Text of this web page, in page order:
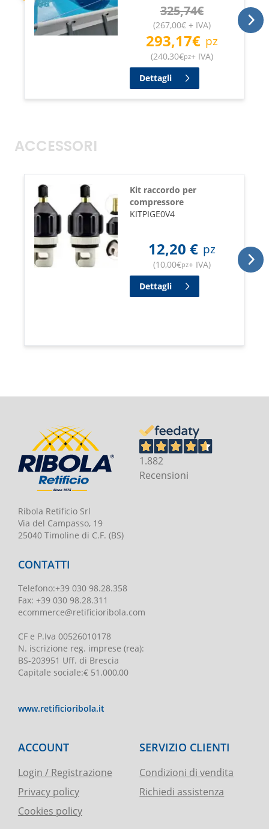
325,74€
(267,00€+ IVA)
293,17€ pz
(240,30€pz+ IVA)
Dettagli
ACCESSORI
Kit raccordo per
compressore
KITPIGE0V4
12,20 € pz
(10,00€pz+ IVA)
Dettagli
Ribola Retificio Srl
Via del Campasso, 19
25040 Timoline di C.F. (BS)
1.882
Recensioni
CONTATTI
Telefono:+39 030 98.28.358
Fax: +39 030 98.28.311
ecommerce@retificioribola.com
CF e P.Iva 00526010178
N. iscrizione reg. imprese (rea):
BS-203951 Uff. di Brescia
Capitale sociale:€ 51.000,00
www.retificioribola.it
ACCOUNT
Login / Registrazione
Privacy policy
Cookies policy
SERVIZIO CLIENTI
Condizioni di vendita
Richiedi assistenza